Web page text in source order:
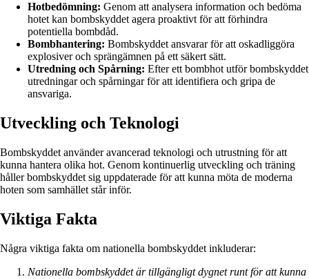
Hotbedömning: Genom att analysera information och bedöma
hotet kan bombskyddet agera proaktivt för att förhindra
potentiella bombdåd.
Bombhantering: Bombskyddet ansvarar för att oskadliggöra
explosiver och sprängämnen på ett säkert sätt.
Utredning och Spårning: Efter ett bombhot utför bombskyddet
utredningar och spårningar för att identifiera och gripa de
ansvariga.
Utveckling och Teknologi
Bombskyddet använder avancerad teknologi och utrustning för att
kunna hantera olika hot. Genom kontinuerlig utveckling och träning
håller bombskyddet sig uppdaterade för att kunna möta de moderna
hoten som samhället står inför.
Viktiga Fakta
Några viktiga fakta om nationella bombskyddet inkluderar:
Nationella bombskyddet är tillgängligt dygnet runt för att kunna